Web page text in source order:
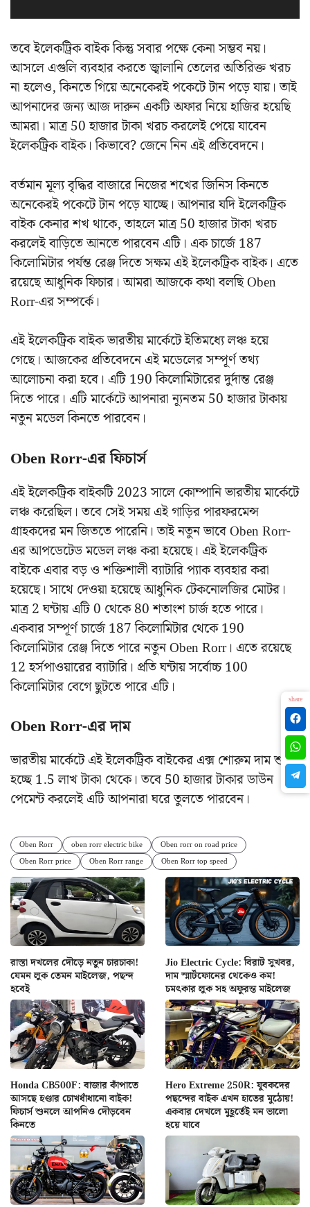
তবে ইলেকট্রিক বাইক কিন্তু সবার পক্ষে কেনা সম্ভব নয়।
আসলে এগুলি ব্যবহার করতে জ্বালানি তেলের অতিরিক্ত খরচ
না হলেও, কিনতে গিয়ে অনেকেরই পকেটে টান পড়ে যায়। তাই
আপনাদের জন্য আজ দারুন একটি অফার নিয়ে হাজির হয়েছি
আমরা। মাত্র 50 হাজার টাকা খরচ করলেই পেয়ে যাবেন
ইলেকট্রিক বাইক। কিভাবে? জেনে নিন এই প্রতিবেদনে।
বর্তমান মূল্য বৃদ্ধির বাজারে নিজের শখের জিনিস কিনতে
অনেকেরই পকেটে টান পড়ে যাচ্ছে। আপনার যদি ইলেকট্রিক
বাইক কেনার শখ থাকে, তাহলে মাত্র 50 হাজার টাকা খরচ
করলেই বাড়িতে আনতে পারবেন এটি। এক চার্জে 187
কিলোমিটার পর্যন্ত রেঞ্জ দিতে সক্ষম এই ইলেকট্রিক বাইক। এতে
রয়েছে আধুনিক ফিচার। আমরা আজকে কথা বলছি Oben
Rorr-এর সম্পর্কে।
এই ইলেকট্রিক বাইক ভারতীয় মার্কেটে ইতিমধ্যে লঞ্চ হয়ে
গেছে। আজকের প্রতিবেদনে এই মডেলের সম্পূর্ণ তথ্য
আলোচনা করা হবে। এটি 190 কিলোমিটারের দুর্দান্ত রেঞ্জ
দিতে পারে। এটি মার্কেটে আপনারা ন্যূনতম 50 হাজার টাকায়
নতুন মডেল কিনতে পারবেন।
Oben Rorr-এর ফিচার্স
এই ইলেকট্রিক বাইকটি 2023 সালে কোম্পানি ভারতীয় মার্কেটে
লঞ্চ করেছিল। তবে সেই সময় এই গাড়ির পারফরমেন্স
গ্রাহকদের মন জিততে পারেনি। তাই নতুন ভাবে Oben Rorr-
এর আপডেটেড মডেল লঞ্চ করা হয়েছে। এই ইলেকট্রিক
বাইকে এবার বড় ও শক্তিশালী ব্যাটারি প্যাক ব্যবহার করা
হয়েছে। সাথে দেওয়া হয়েছে আধুনিক টেকনোলজির মোটর।
মাত্র 2 ঘন্টায় এটি 0 থেকে 80 শতাংশ চার্জ হতে পারে।
একবার সম্পূর্ণ চার্জে 187 কিলোমিটার থেকে 190
কিলোমিটার রেঞ্জ দিতে পারে নতুন Oben Rorr। এতে রয়েছে
12 হর্সপাওয়ারের ব্যাটারি। প্রতি ঘন্টায় সর্বোচ্চ 100
কিলোমিটার বেগে ছুটতে পারে এটি।
Oben Rorr-এর দাম
ভারতীয় মার্কেটে এই ইলেকট্রিক বাইকের এক্স শোরুম দাম শুরু
হচ্ছে 1.5 লাখ টাকা থেকে। তবে 50 হাজার টাকার ডাউন
পেমেন্ট করলেই এটি আপনারা ঘরে তুলতে পারবেন।
Oben Rorr oben rorr electric bike
Oben rorr on road price
Oben Rorr price
Oben Rorr range Oben Rorr top speed
রাস্তা দখলের দৌড়ে নতুন চারচাকা!
যেমন লুক তেমন মাইলেজ, পছন্দ
হবেই
Jio Electric Cycle: বিরাট সুখবর,
দাম স্মার্টফোনের থেকেও কম!
চমৎকার লুক সহ অফুরন্ত মাইলেজ
Honda CB500F: বাজার কাঁপাতে
আসছে হণ্ডার চোখধাঁধানো বাইক!
ফিচার্স শুনলে আপনিও দৌড়বেন
কিনতে
Hero Extreme 250R: যুবকদের
পছন্দের বাইক এখন হাতের মুঠোয়!
একবার দেখলে মুহূর্তেই মন ভালো
হয়ে যাবে
share